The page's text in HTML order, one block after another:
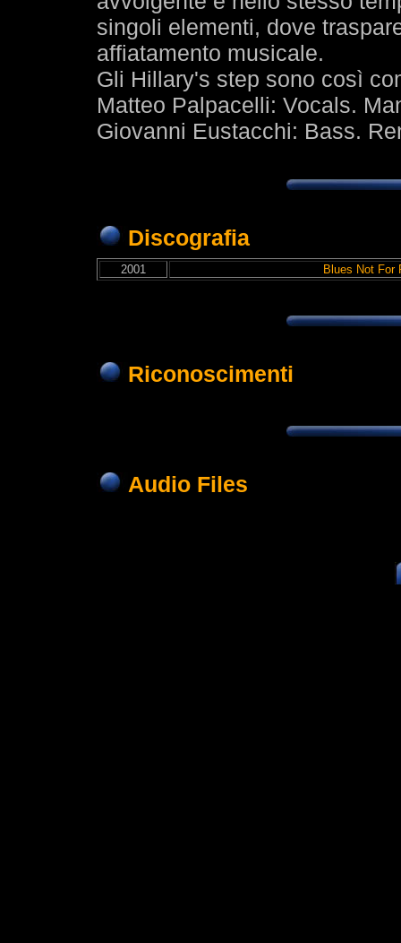
singoli elementi, dove
affiatamento musicale.
Gli Hillary's step sono così
Matteo Palpacelli: Vocals.
Giovanni Eustacchi: Bass.
Discografia
2001 Blues Not For
Riconoscimenti
Audio Files